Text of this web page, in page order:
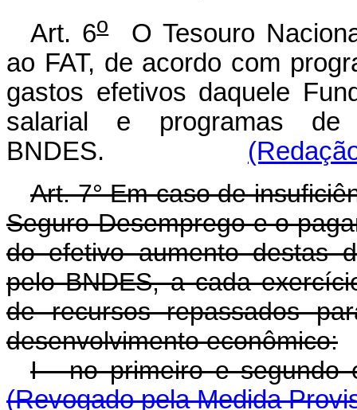
Art. 6oO Tesouro
ao FAT, de acordo com
gastos efetivos daquele
salarial e programas de
BNDES.
Art. 7° Em caso de
Seguro-Desemprego e o
do efetivo aumento destas
pelo BNDES, a cada
de recursos repassados
desenvolvimento econômico:
I - no primeiro e segundo
(Revogado pela Medida